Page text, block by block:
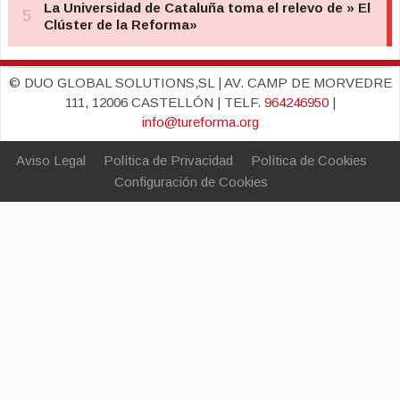
© DUO GLOBAL SOLUTIONS,SL | AV. CAMP DE MORVEDRE
111, 12006 CASTELLÓN | TELF. 964246950|
info@tureforma.org
Aviso Legal Política de Privacidad
Política de Cookies
Configuración de Cookies